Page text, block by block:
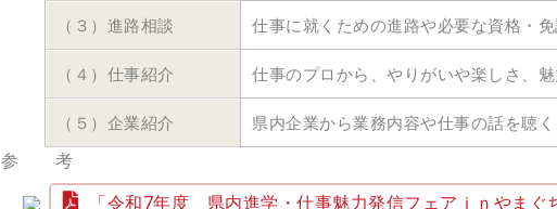
（３）進路相談 仕事に就くための進路や必要な資格・
（４）仕事紹介 仕事のプロから、やりがいや楽しさ、
（５）企業紹介 県内企業から業務内容や仕事の話を聴く
参 考
「令和7年度 県内進学・仕事魅力発信フェアｉｎやまぐ